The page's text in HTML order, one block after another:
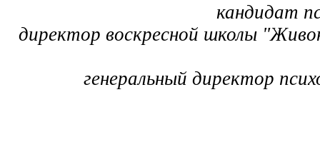
кандидат
директор воскресной школы
генеральный директор